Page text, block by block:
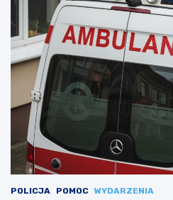
POLICJA POMOC WYDARZENIA